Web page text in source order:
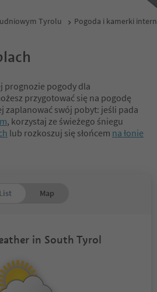
Tyrolu Pogoda i kamerki
prognozie pogody dla
przygotować się na pogodę
zaplanować swój pobyt: jeśli pada
, korzystaj ze świeżego śniegu
lub rozkoszuj się słońcem na łonie
List Map
in South Tyrol